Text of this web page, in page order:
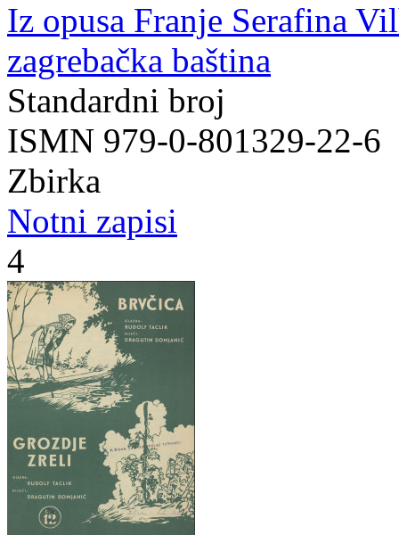
Iz opusa Franje Serafina
zagrebačka baština
Standardni broj
ISMN 979-0-801329-22-6
Zbirka
Notni zapisi
4